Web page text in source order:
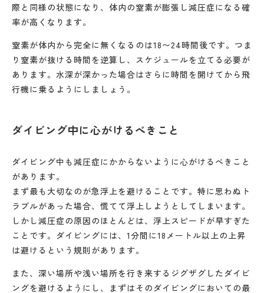
際と同様の状態になり、体内の窒素が膨張し減圧症になる確
率が高くなります。
窒素が体内から完全に無くなるのは18〜24時間後です。つま
り窒素が抜ける時間を逆算し、スケジュールを立てる必要が
あります。水深が深かった場合はさらに時間を開けてから飛
行機に乗るようにしましょう。
ダイビング中に心がけるべきこと
ダイビング中も減圧症にかからないように心がけるべきこと
があります。
まず最も大切なのが急浮上を避けることです。特に思わぬト
ラブルがあった場合、慌てて浮上しようとしてしまいます。
しかし減圧症の原因のほとんどは、浮上スピードが早すぎた
ことです。ダイビングには、1分間に18メートル以上の上昇
は避けるという規則があります。
また、深い場所や浅い場所を行き来するジグザグしたダイビ
ングを避けるようにし、まずはそのダイビングにおいての最